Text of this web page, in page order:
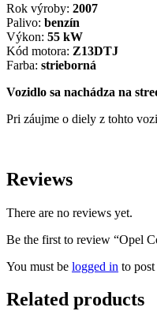
Rok výroby: 2007
Palivo: benzín
Výkon: 55 kW
Kód motora: Z13DTJ
Farba: strieborná
Vozidlo sa nachádza na
Pri záujme o diely z tohto
Reviews
There are no reviews yet.
Be the first to review “Opel
You must be logged in to
Related products